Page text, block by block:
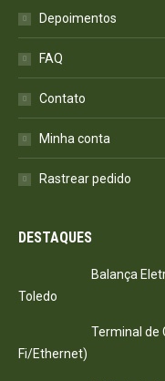
Depoimentos
FAQ
Contato
Minha conta
Rastrear pedido
DESTAQUES
Balança
Toledo
Terminal de
Fi/Ethernet)